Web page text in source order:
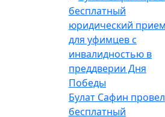
Булат Сафин провел
бесплатный